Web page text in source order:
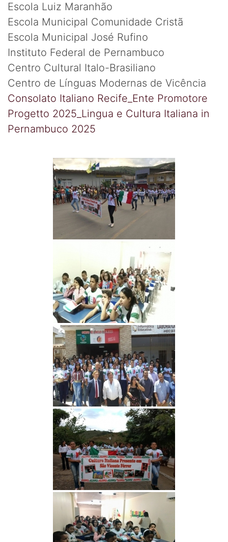
Escola Luiz Maranhão
Escola Municipal Comunidade Cristã
Escola Municipal José Rufino
Instituto Federal de Pernambuco
Centro Cultural Italo-Brasiliano
Centro de Línguas Modernas de Vicência
Consolato Italiano Recife_Ente Promotore
Progetto 2025_Lingua e Cultura Italiana in
Pernambuco 2025